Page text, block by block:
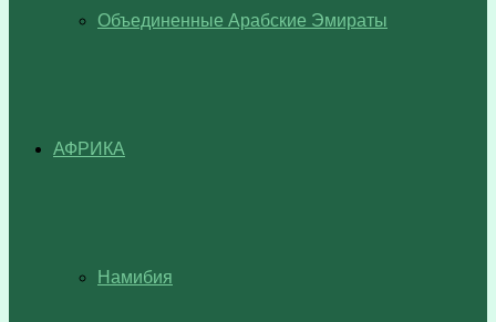
Объединенные Арабские Эмираты
АФРИКА
Намибия